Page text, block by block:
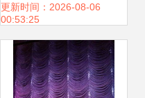
纪人大会圆满落
幕，共筑演出经纪
新未来
更新时间：2026-08-06
00:53:25